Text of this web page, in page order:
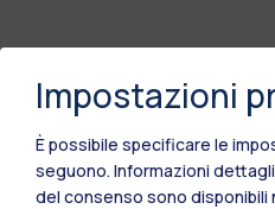
Impostazioni
È possibile specificare le
seguono. Informazioni
del consenso sono disponibili